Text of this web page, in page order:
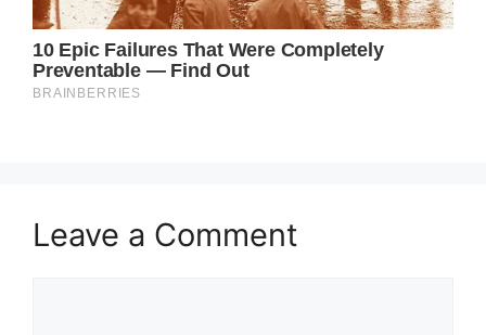
Leave a Comment